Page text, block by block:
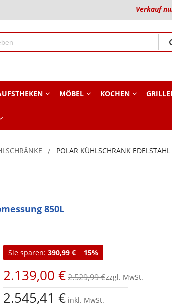
Verkauf
MÖBEL KOCHEN
POLAR KÜHLSCHRANK
850L
Sie sparen: 390,99 € 15%
2.139,00 €2.529,99 €
2.545,41 € inkl. MwSt.